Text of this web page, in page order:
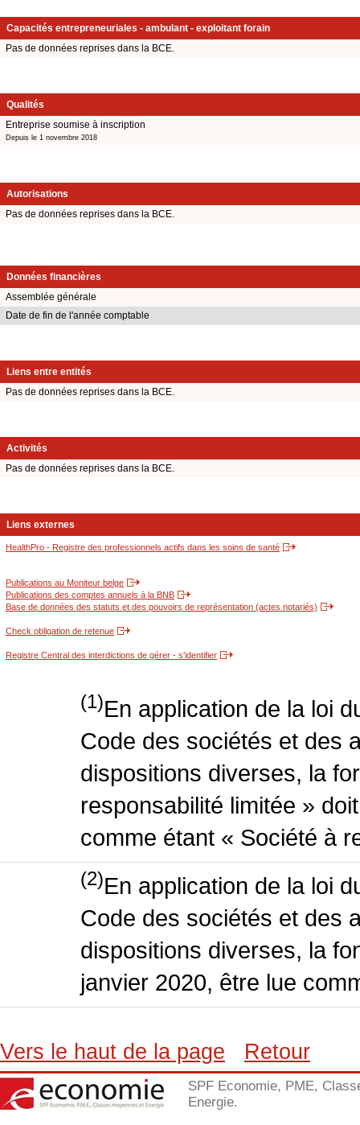
Capacités entrepreneuriales - ambulant - exploitant forain
Pas de données reprises dans la BCE.
Qualités
Entreprise soumise à inscription
Depuis le 1 novembre 2018
Autorisations
Pas de données reprises dans la BCE.
Données financières
Assemblée générale
Date de fin de l'année comptable
Liens entre entités
Pas de données reprises dans la BCE.
Activités
Pas de données reprises dans la BCE.
Liens externes
HealthPro - Registre des professionnels actifs dans les soins de santé
Publications au Moniteur belge
Publications des comptes annuels à la BNB
Base de données des statuts et des pouvoirs de représentation (actes notariés)
Check obligation de retenue
Registre Central des interdictions de gérer - s'identifier
(1)En application de la loi
Code des sociétés et des
dispositions diverses, la
responsabilité limitée »
comme étant « Société à
(2)En application de la loi
Code des sociétés et des
dispositions diverses, la
janvier 2020, être lue
Vers le haut de la page Retour
SPF Economie, PME,
Energie.